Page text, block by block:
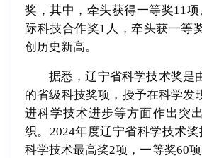
奖，其中，牵头获得一等奖11
际科技合作奖1人，牵头获一等
创历史新高。
据悉，辽宁省科学技术奖是
的省级科技奖项，授予在科学发
进科学技术进步等方面作出突
织。2024年度辽宁省科学技术奖
科学技术最高奖2项，一等奖60项